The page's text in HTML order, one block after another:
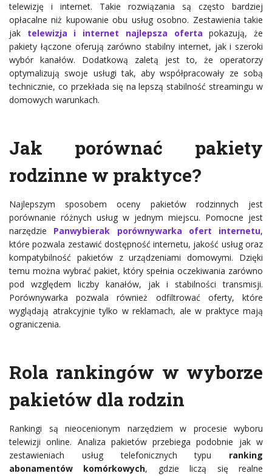
telewizję i internet. Takie rozwiązania są często bardziej
opłacalne niż kupowanie obu usług osobno. Zestawienia takie
jak telewizja i internet najlepsza oferta pokazują, że
pakiety łączone oferują zarówno stabilny internet, jak i szeroki
wybór kanałów. Dodatkową zaletą jest to, że operatorzy
optymalizują swoje usługi tak, aby współpracowały ze sobą
technicznie, co przekłada się na lepszą stabilność streamingu w
domowych warunkach.
Jak porównać pakiety
rodzinne w praktyce?
Najlepszym sposobem oceny pakietów rodzinnych jest
porównanie różnych usług w jednym miejscu. Pomocne jest
narzędzie Panwybierak porównywarka ofert internetu,
które pozwala zestawić dostępność internetu, jakość usług oraz
kompatybilność pakietów z urządzeniami domowymi. Dzięki
temu można wybrać pakiet, który spełnia oczekiwania zarówno
pod względem liczby kanałów, jak i stabilności transmisji.
Porównywarka pozwala również odfiltrować oferty, które
wyglądają atrakcyjnie tylko w reklamach, ale w praktyce mają
ograniczenia.
Rola rankingów w wyborze
pakietów dla rodzin
Rankingi są nieocenionym narzędziem w procesie wyboru
telewizji online. Analiza pakietów przebiega podobnie jak w
zestawieniach usług telefonicznych typu ranking
abonamentów komórkowych, gdzie liczą się realne